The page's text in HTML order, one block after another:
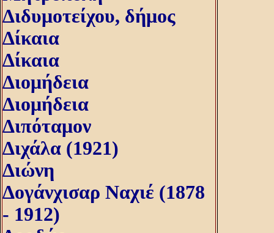
Διδυμοτείχου, δήμος
Δίκαια
Δίκαια
Διομήδεια
Διομήδεια
Διπόταμον
Διχάλα (1921)
Διώνη
Δογάνχισαρ Ναχιέ (1878
- 1912)